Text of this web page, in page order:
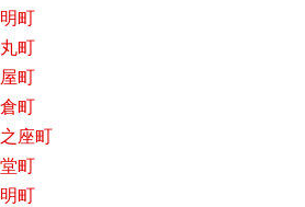
町
町
町
町
座町
町
町